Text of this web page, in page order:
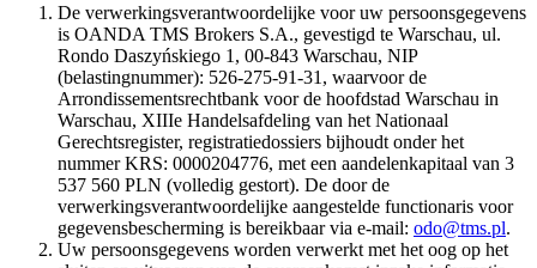
De verwerkingsverantwoordelijke voor uw persoonsgegevens
is OANDA TMS Brokers S.A., gevestigd te Warschau, ul.
Rondo Daszyńskiego 1, 00-843 Warschau, NIP
(belastingnummer): 526-275-91-31, waarvoor de
Arrondissementsrechtbank voor de hoofdstad Warschau in
Warschau, XIIIe Handelsafdeling van het Nationaal
Gerechtsregister, registratiedossiers bijhoudt onder het
nummer KRS: 0000204776, met een aandelenkapitaal van 3
537 560 PLN (volledig gestort). De door de
verwerkingsverantwoordelijke aangestelde functionaris voor
gegevensbescherming is bereikbaar via e-mail: odo@tms.pl.
Uw persoonsgegevens worden verwerkt met het oog op het